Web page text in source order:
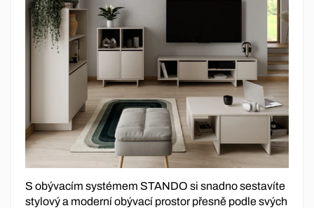
S obývacím systémem STANDO si snadno sestavíte
stylový a moderní obývací prostor přesně podle svých